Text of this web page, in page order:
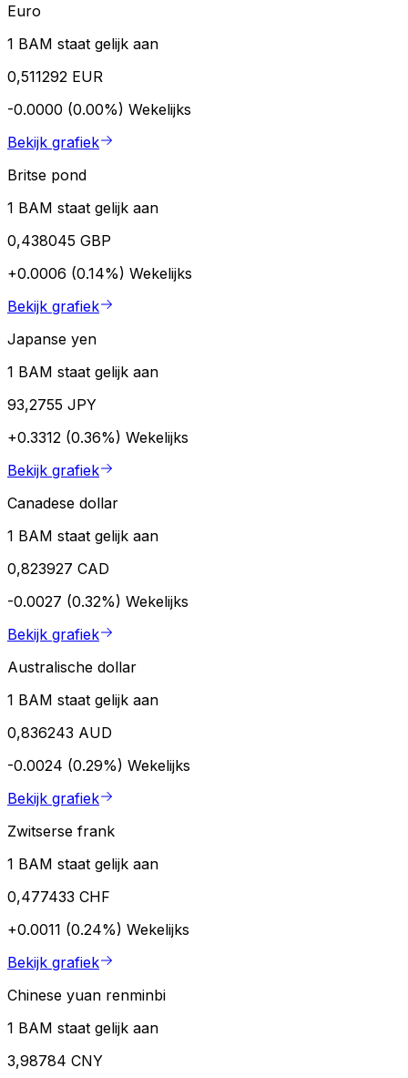
Euro
1 BAM staat gelijk aan
0,511292 EUR
-0.0000 (0.00%) Wekelijks
Bekijk grafiek
Britse pond
1 BAM staat gelijk aan
0,438045 GBP
+0.0006 (0.14%) Wekelijks
Bekijk grafiek
Japanse yen
1 BAM staat gelijk aan
93,2755 JPY
+0.3312 (0.36%) Wekelijks
Bekijk grafiek
Canadese dollar
1 BAM staat gelijk aan
0,823927 CAD
-0.0027 (0.32%) Wekelijks
Bekijk grafiek
Australische dollar
1 BAM staat gelijk aan
0,836243 AUD
-0.0024 (0.29%) Wekelijks
Bekijk grafiek
Zwitserse frank
1 BAM staat gelijk aan
0,477433 CHF
+0.0011 (0.24%) Wekelijks
Bekijk grafiek
Chinese yuan renminbi
1 BAM staat gelijk aan
3,98784 CNY